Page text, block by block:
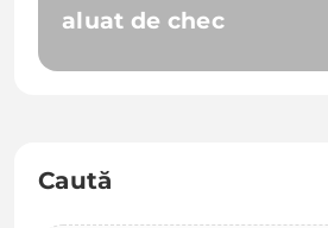
aluat de chec
Caută